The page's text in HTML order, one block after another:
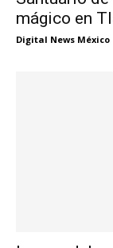
mágico en
Digital News México